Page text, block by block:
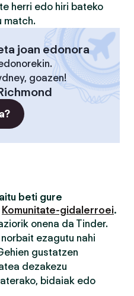
herri edo hiri bateko
match.
joan edonora
goazen!
beti gure
Komunitate-gidalerroei.
onena da Tinder.
ezagutu nahi
gustatzen
dezakezu
bidaiak edo